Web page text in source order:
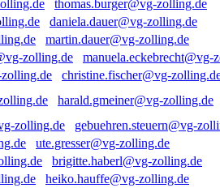
thomas.burger@vg-zolling.de
daniela.dauer@vg-zolling.de
martin.dauer@vg-zolling.de
manuela.eckebrecht@vg-
christine.fischer@vg-
harald.gmeiner@vg-zolling.de
gebuehren.steuern@vg-
ute.gresser@vg-zolling.de
brigitte.haberl@vg-zolling.de
heiko.hauffe@vg-zolling.de